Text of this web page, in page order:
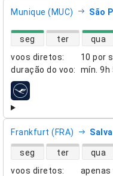
Munique (MUC) São
voos diretos:
10 por
duração do voo: mín. 9h
disponibilidade de voos
seg ter qua
companhias aéreas
Frankfurt (FRA)
voos diretos:
apenas
disponibilidade de voos
seg ter qua